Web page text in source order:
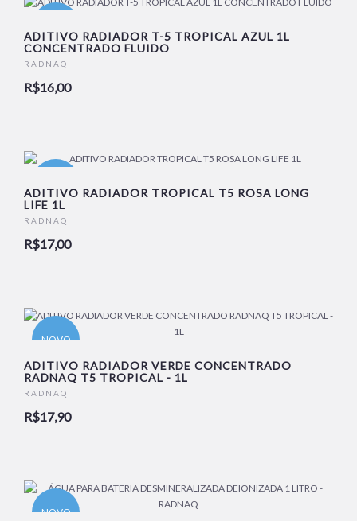
ADITIVO RADIADOR T-5 TROPICAL AZUL 1L
CONCENTRADO FLUIDO
RADNAQ
R$16,00
ADITIVO RADIADOR TROPICAL T5 ROSA LONG
LIFE 1L
RADNAQ
R$17,00
NOVO
ADITIVO RADIADOR VERDE CONCENTRADO
RADNAQ T5 TROPICAL - 1L
RADNAQ
R$17,90
NOVO